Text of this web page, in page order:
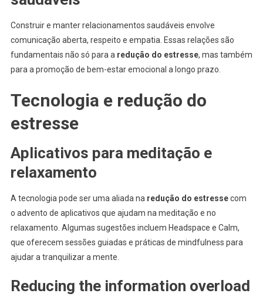
Construir e manter relacionamentos saudáveis envolve
comunicação aberta, respeito e empatia. Essas relações são
fundamentais não só para a redução do estresse, mas também
para a promoção de bem-estar emocional a longo prazo.
Tecnologia e redução do
estresse
Aplicativos para meditação e
relaxamento
A tecnologia pode ser uma aliada na redução do estressecom
o advento de aplicativos que ajudam na meditação e no
relaxamento. Algumas sugestões incluem Headspace e Calm,
que oferecem sessões guiadas e práticas de mindfulness para
ajudar a tranquilizar a mente.
Reducing the information overload